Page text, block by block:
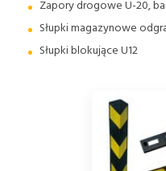
Zapory drogowe U-20,
Słupki magazynowe
Słupki blokujące U12